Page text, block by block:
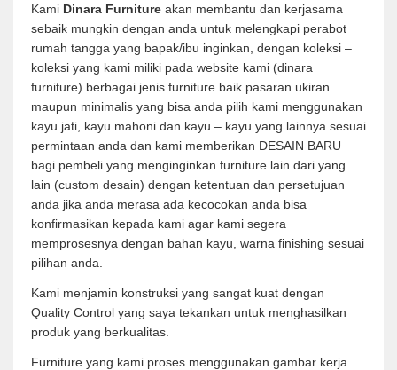
Kami Dinara Furniture akan membantu dan kerjasama
sebaik mungkin dengan anda untuk melengkapi perabot
rumah tangga yang bapak/ibu inginkan, dengan koleksi –
koleksi yang kami miliki pada website kami (dinara
furniture) berbagai jenis furniture baik pasaran ukiran
maupun minimalis yang bisa anda pilih kami menggunakan
kayu jati, kayu mahoni dan kayu – kayu yang lainnya sesuai
permintaan anda dan kami memberikan DESAIN BARU
bagi pembeli yang menginginkan furniture lain dari yang
lain (custom desain) dengan ketentuan dan persetujuan
anda jika anda merasa ada kecocokan anda bisa
konfirmasikan kepada kami agar kami segera
memprosesnya dengan bahan kayu, warna finishing sesuai
pilihan anda.
Kami menjamin konstruksi yang sangat kuat dengan
Quality Control yang saya tekankan untuk menghasilkan
produk yang berkualitas.
Furniture yang kami proses menggunakan gambar kerja